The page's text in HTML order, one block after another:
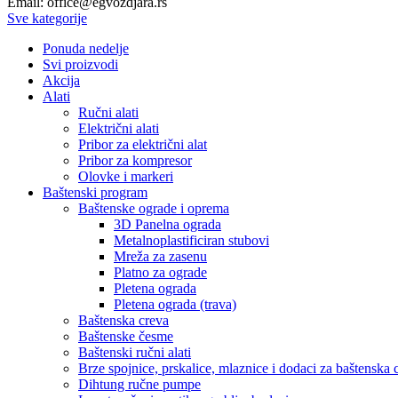
Sve kategorije
Ponuda nedelje
Svi proizvodi
Akcija
Alati
Ručni alati
Električni alati
Pribor za električni alat
Pribor za kompresor
Olovke i markeri
Baštenski program
Baštenske ograde i oprema
3D Panelna ograda
Metalnoplastificiran stubovi
Mreža za zasenu
Platno za ograde
Pletena ograda
Pletena ograda (trava)
Baštenska creva
Baštenske česme
Baštenski ručni alati
Brze spojnice, prskalice, mlaznice i dodaci za baštenska
Dihtung ručne pumpe